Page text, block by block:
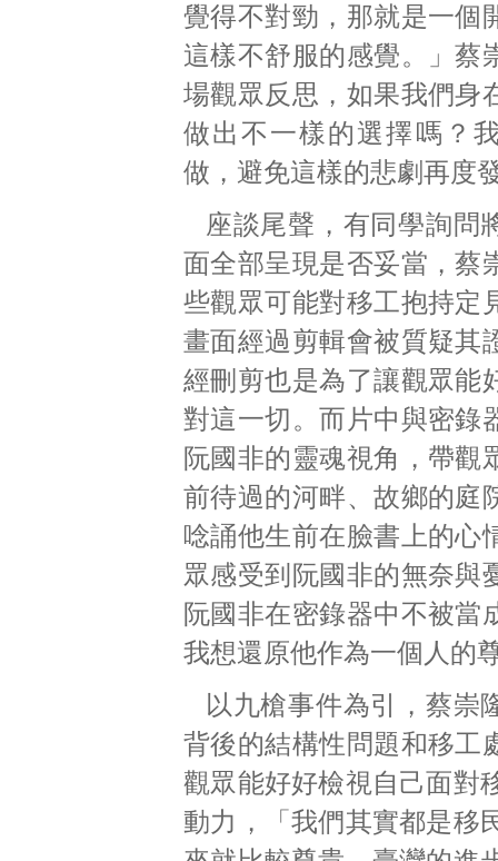
覺得不對勁，那就是一個
這樣不舒服的感覺。」蔡
場觀眾反思，如果我們身
做出不一樣的選擇嗎？
做，避免這樣的悲劇再度
座談尾聲，有同學詢問
面全部呈現是否妥當，蔡
些觀眾可能對移工抱持定
畫面經過剪輯會被質疑其
經刪剪也是為了讓觀眾能
對這一切。而片中與密錄
阮國非的靈魂視角，帶觀
前待過的河畔、故鄉的庭
唸誦他生前在臉書上的心
眾感受到阮國非的無奈與
阮國非在密錄器中不被當
我想還原他作為一個人的
以九槍事件為引，蔡崇
背後的結構性問題和移工
觀眾能好好檢視自己面對
動力，「我們其實都是移